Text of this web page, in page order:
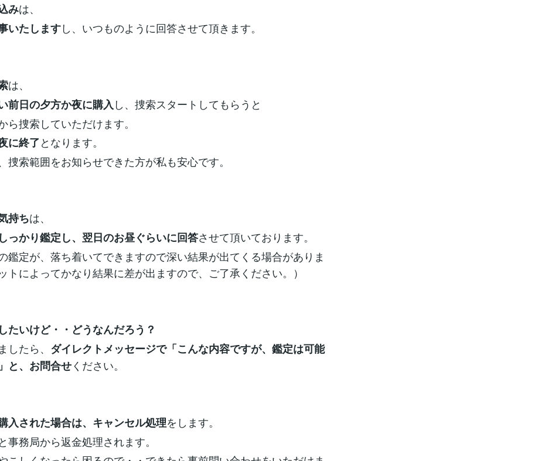
みは、
いたしますし、いつものように回答させて頂きます。
は、
前日の夕方か夜に購入し、捜索スタートしてもらうと
ら捜索していただけます。
に終了となります。
捜索範囲をお知らせできた方が私も安心です。
持ちは、
っかり鑑定し、翌日のお昼ぐらいに回答させて頂いております。
鑑定が、落ち着いてできますので深い結果が出てくる場合がありま
トによってかなり結果に差が出ますので、ご了承ください。）
たいけど・・どうなんだろう？
したら、 ダイレクトメッセージで「こんな内容ですが、鑑定は可能
と、お問合せください。
入された場合は、キャンセル処理をします。
事務局から返金処理されます。